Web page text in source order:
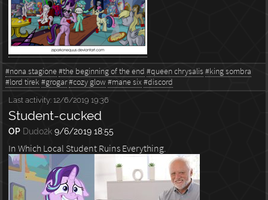
#nona stagione#the beginning of the end #queen chrysalis #king sombra
#lord tirek #grogar#cozy glow #mane six#discord
Last activity:12/6/2019 19:36
Student-cucked
OP Dudo2k 9/6/2019 18:55
In Which Local Student Ruins Everything.